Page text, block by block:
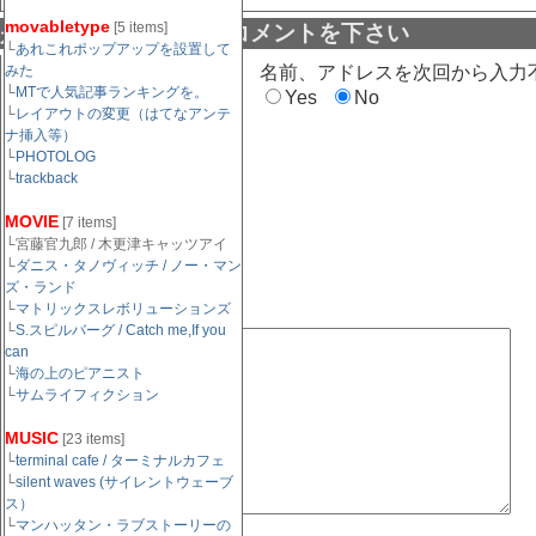
movabletype [5 items]
└あれこれポップアップを設置して
みた
└MTで人気記事ランキングを。
└レイアウトの変更（はてなアンテ
ナ挿入等）
└PHOTOLOG
└trackback
MOVIE [7 items]
└宮藤官九郎 / 木更津キャッツアイ
└ダニス・タノヴィッチ / ノー・マン
ズ・ランド
└マトリックスレボリューションズ
└S.スピルバーグ / Catch me,If you
can
└海の上のピアニスト
└サムライフィクション
MUSIC [23 items]
└terminal cafe / ターミナルカフェ
└silent waves (サイレントウェーブ
ス）
└マンハッタン・ラブストーリーの
是非この記事に対するコメントを下さい
名前（必須）：
メールアドレス（任
意）：
URL（任意）：
名前、アドレスを次回から入力
Yes
No
コメント欄: